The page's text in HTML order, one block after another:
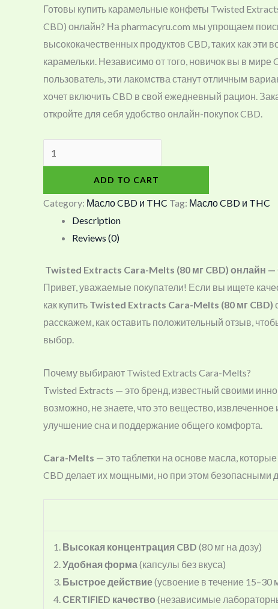
Готовы купить карамельные конфеты Twisted
CBD) онлайн? На pharmacyru.com мы упрощаем
высококачественных продуктов CBD, таких как эти
карамельки. Независимо от того, новичок вы в мире
пользователь, эти лакомства станут отличным
хочет включить CBD в свой ежедневный рацион.
откройте для себя удобство онлайн-покупок CBD.
ADD TO CART
Category: Масло CBD и THC Tag: Масло CBD и THC
Description
Reviews (0)
Twisted Extracts Cara-Melts (80 мг CBD) онлайн
Привет, уважаемые покупатели! Если вы ищете
как купить Twisted Extracts Cara-Melts (80 мг CBD)
расскажем, как оставить положительный отзыв,
выбор.
Почему выбирают Twisted Extracts Cara-Melts?
Twisted Extracts — это бренд, известный своими
возможно, не знаете, что это вещество,
улучшение сна и поддержание общего комфорта.
Cara-Melts — это таблетки на основе масла,
CBD делает их мощными, но при этом безопасными
1. Высокая концентрация CBD (80 мг на дозу)
2.Удобная форма(капсулы без вкуса)
3. Быстрое действие(усвоение в течение 15–30
4.СERTIFIED качество (независимые